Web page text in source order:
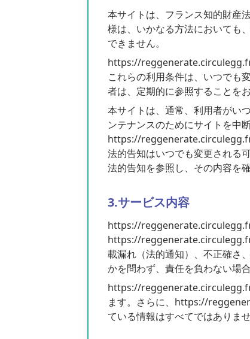
本サイトは、フランス知的財産
様は、いかなる方法においても
できません。
https://reggenerate.circulegg.fr/
これらの利用条件は、いつで
者は、定期的に参照することをお
本サイトは、通常、利用者が
ンテナンスのためにサイトを中
https://
法的告知はいつでも変更される
法的告知を参照し、その内容を
3.サービス内容
https://reggenerate.circulegg.fr/
https://reggenerate.circulegg.fr/
載漏れ（法的通知）、不正確さ
かを問わず、責任を負わない場合
https://reggenerate.circulegg.fr/
ます。さらに、https://
ている情報はすべてではありませ